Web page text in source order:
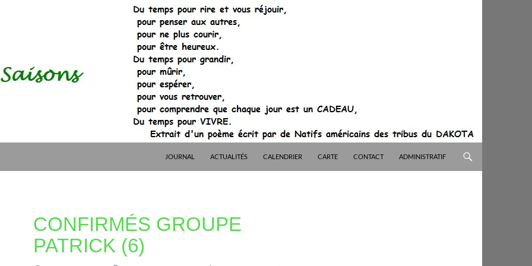
JOURNAL ACTUALITÉS CALENDRIER CARTE CONTACT ADMINISTRATIF
CONFIRMÉS GROUPE
PATRICK (6)